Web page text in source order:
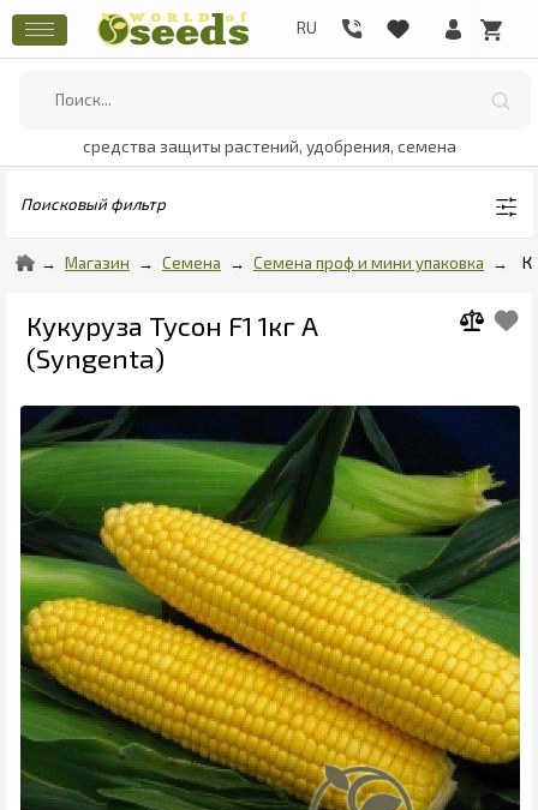
средства защиты растений, удобрения, семена
Поисковый фильтр
Магазин Семена Семена проф и мини упаковка
Кукуруза Тусон F1 1кг А
(Syngenta)